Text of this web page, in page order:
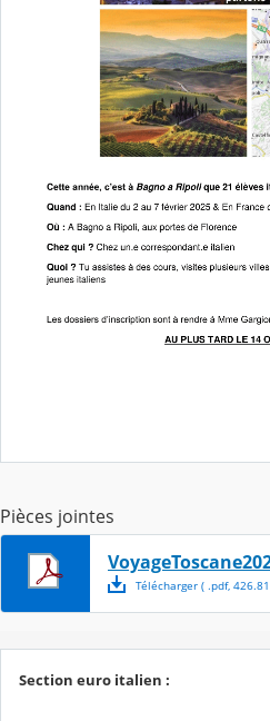
Pièces jointes
Télécharger( .pdf, 426.81
Section euro italien :